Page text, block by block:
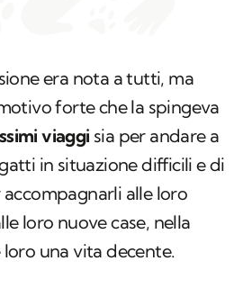
era nota a tutti, ma
forte che la spingeva
viaggi sia per andare a
in situazione difficili e di
accompagnarli alle loro
loro nuove case, nella
una vita decente.